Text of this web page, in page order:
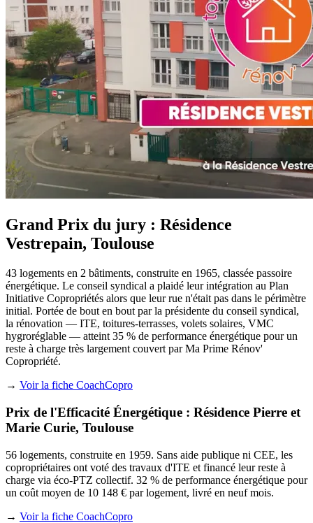
Grand Prix du jury : Résidence
Vestrepain, Toulouse
43 logements en 2 bâtiments, construite en 1965, classée passoire
énergétique. Le conseil syndical a plaidé leur intégration au Plan
Initiative Copropriétés alors que leur rue n'était pas dans le périmètre
initial. Portée de bout en bout par la présidente du conseil syndical,
la rénovation — ITE, toitures-terrasses, volets solaires, VMC
hygroréglable — atteint 35 % de performance énergétique pour un
reste à charge très largement couvert par Ma Prime Rénov'
Copropriété.
→ Voir la fiche CoachCopro
Prix de l'Efficacité Énergétique : Résidence Pierre et
Marie Curie, Toulouse
56 logements, construite en 1959. Sans aide publique ni CEE, les
copropriétaires ont voté des travaux d'ITE et financé leur reste à
charge via éco-PTZ collectif. 32 % de performance énergétique pour
un coût moyen de 10 148 € par logement, livré en neuf mois.
→ Voir la fiche CoachCopro